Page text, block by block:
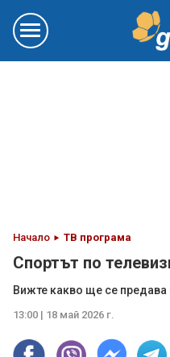
Начало ТВ програма
Спортът по
Вижте какво ще се
13:00 | 18 май 2026 г.